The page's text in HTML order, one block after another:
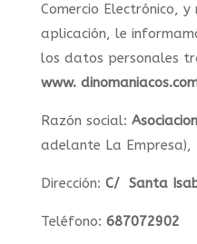
Comercio Electrónico,
aplicación, le
los datos personales
www.
Razón social:
adelante La Empresa),
Dirección: C/ Santa
Teléfono: 687072902